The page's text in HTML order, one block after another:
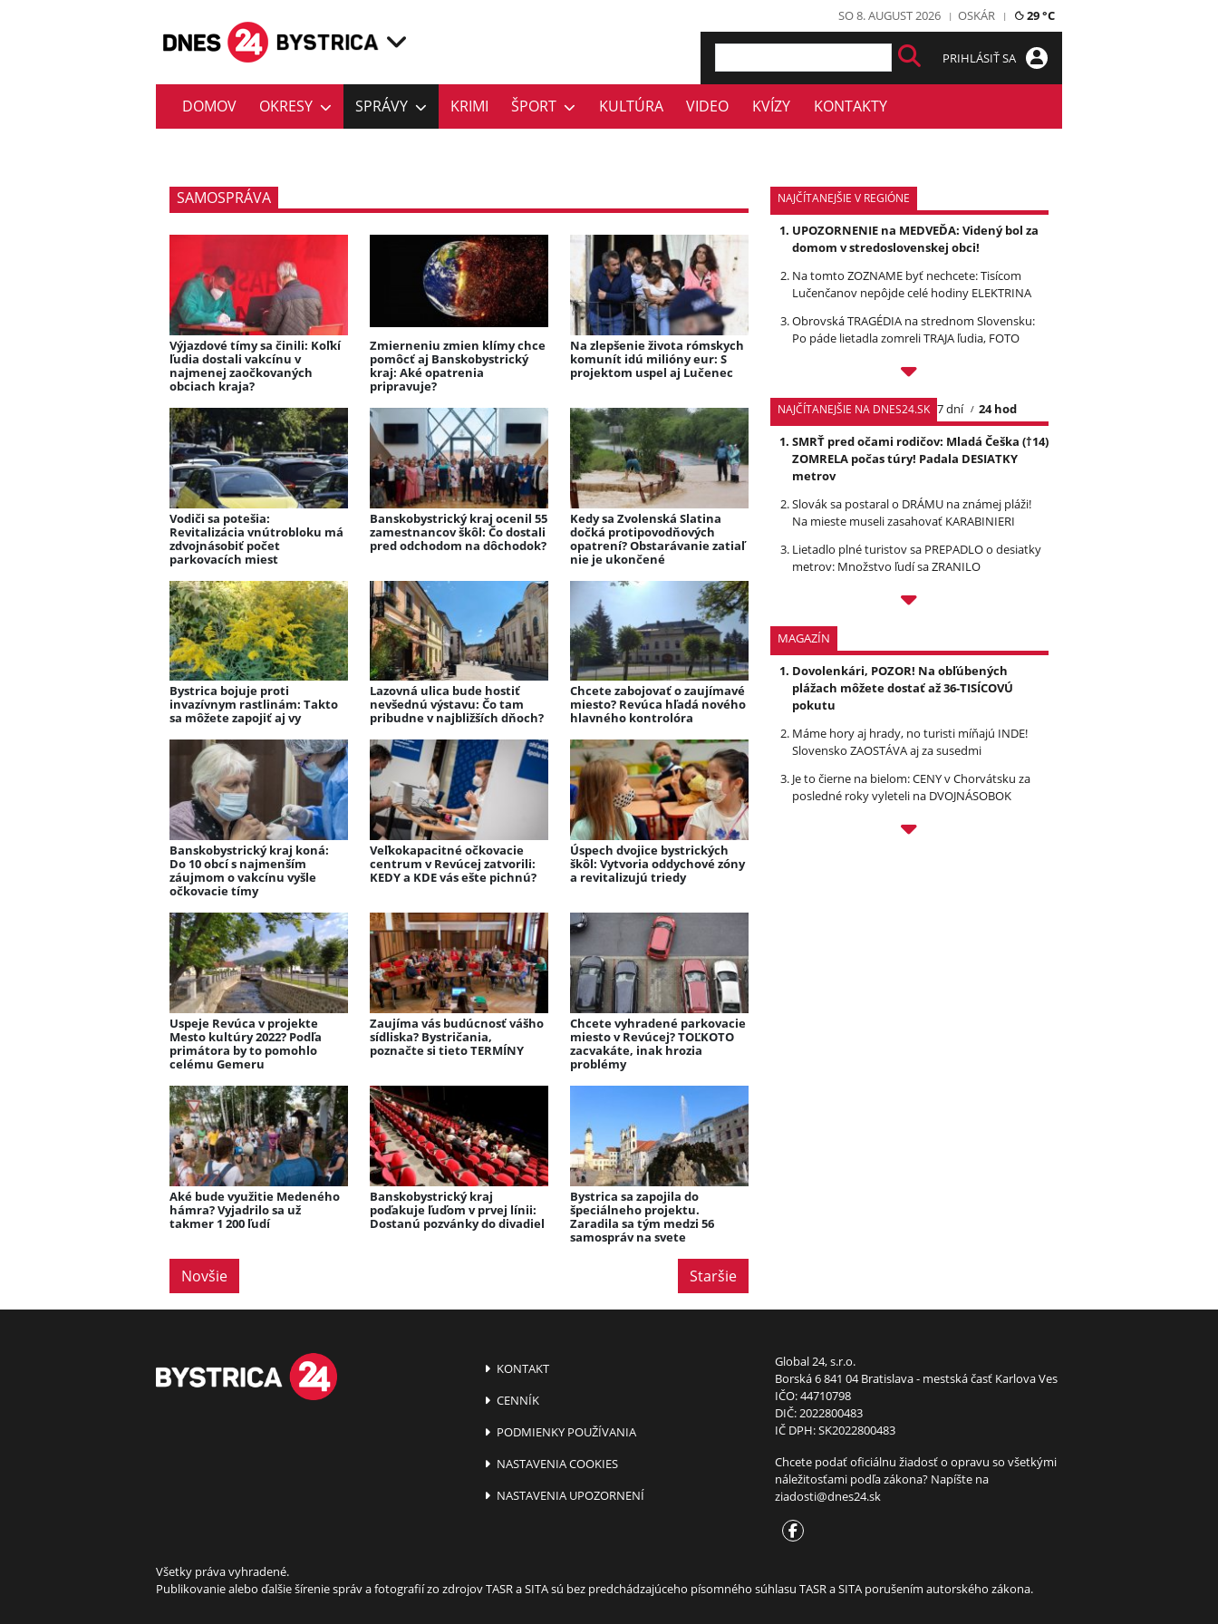
SO 8. AUGUST 2026 OSKÁR 29 °C
PRIHLÁSIŤ SA
DOMOV OKRESY SPRÁVY KRIMI ŠPORT KULTÚRA VIDEO KVÍZY KONTAKTY
SAMOSPRÁVA
Výjazdové tímy sa činili: Koľkí
ľudia dostali vakcínu v
najmenej zaočkovaných
obciach kraja?
Zmierneniu zmien klímy chce
pomôcť aj Banskobystrický
kraj: Aké opatrenia
pripravuje?
Na zlepšenie života rómskych
komunít idú milióny eur: S
projektom uspel aj Lučenec
Vodiči sa potešia:
Revitalizácia vnútrobloku má
zdvojnásobiť počet
parkovacích miest
Banskobystrický kraj ocenil 55
zamestnancov škôl: Čo dostali
pred odchodom na dôchodok?
Kedy sa Zvolenská Slatina
dočká protipovodňových
opatrení? Obstarávanie zatiaľ
nie je ukončené
Bystrica bojuje proti
invazívnym rastlinám: Takto
sa môžete zapojiť aj vy
Lazovná ulica bude hostiť
nevšednú výstavu: Čo tam
pribudne v najbližších dňoch?
Chcete zabojovať o zaujímavé
miesto? Revúca hľadá nového
hlavného kontrolóra
Banskobystrický kraj koná:
Do 10 obcí s najmenším
záujmom o vakcínu vyšle
očkovacie tímy
Veľkokapacitné očkovacie
centrum v Revúcej zatvorili:
KEDY a KDE vás ešte pichnú?
Úspech dvojice bystrických
škôl: Vytvoria oddychové zóny
a revitalizujú triedy
Uspeje Revúca v projekte
Mesto kultúry 2022? Podľa
primátora by to pomohlo
celému Gemeru
Zaujíma vás budúcnosť vášho
sídliska? Bystričania,
poznačte si tieto TERMÍNY
Chcete vyhradené parkovacie
miesto v Revúcej? TOĽKOTO
zacvakáte, inak hrozia
problémy
Aké bude využitie Medeného
hámra? Vyjadrilo sa už
takmer 1 200 ľudí
Banskobystrický kraj
poďakuje ľuďom v prvej línii:
Dostanú pozvánky do divadiel
Bystrica sa zapojila do
špeciálneho projektu.
Zaradila sa tým medzi 56
samospráv na svete
Novšie Staršie
NAJČÍTANEJŠIE V REGIÓNE
UPOZORNENIE na MEDVEĎA: Videný bol za
domom v stredoslovenskej obci!
Na tomto ZOZNAME byť nechcete: Tisícom
Lučenčanov nepôjde celé hodiny ELEKTRINA
Obrovská TRAGÉDIA na strednom Slovensku:
Po páde lietadla zomreli TRAJA ľudia, FOTO
NAJČÍTANEJŠIE NA DNES24.SK 7 dní
24 hod
SMRŤ pred očami rodičov: Mladá Češka (†14)
ZOMRELA počas túry! Padala DESIATKY
metrov
Slovák sa postaral o DRÁMU na známej pláži!
Na mieste museli zasahovať KARABINIERI
Lietadlo plné turistov sa PREPADLO o desiatky
metrov: Množstvo ľudí sa ZRANILO
MAGAZÍN
Dovolenkári, POZOR! Na obľúbených
plážach môžete dostať až 36-TISÍCOVÚ
pokutu
Máme hory aj hrady, no turisti míňajú INDE!
Slovensko ZAOSTÁVA aj za susedmi
Je to čierne na bielom: CENY v Chorvátsku za
posledné roky vyleteli na DVOJNÁSOBOK
KONTAKT
CENNÍK
PODMIENKY POUŽÍVANIA
NASTAVENIA COOKIES
NASTAVENIA UPOZORNENÍ
Global 24, s.r.o.
Borská 6 841 04 Bratislava - mestská časť Karlova Ves
IČO: 44710798
DIČ: 2022800483
IČ DPH: SK2022800483
Chcete podať oficiálnu žiadosť o opravu so všetkými
náležitosťami podľa zákona? Napíšte na
ziadosti@dnes24.sk
Všetky práva vyhradené.
Publikovanie alebo ďalšie šírenie správ a fotografií zo zdrojov TASR a SITA sú bez predchádzajúceho písomného súhlasu TASR a SITA porušením autorského zákona.